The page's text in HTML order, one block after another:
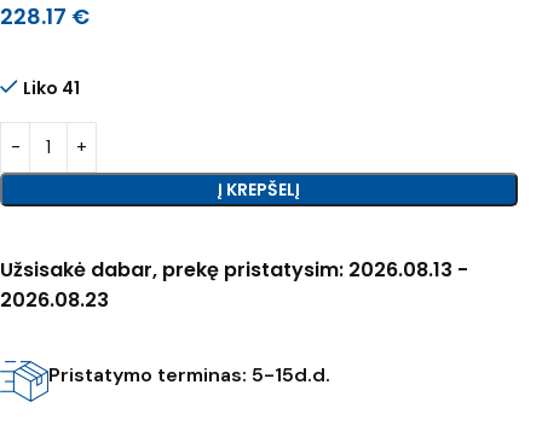
228.17 €
Liko 41
Į KREPŠELĮ
Užsisakė dabar, prekę pristatysim: 2026.08.13 -
2026.08.23
Pristatymo terminas: 5-15d.d.